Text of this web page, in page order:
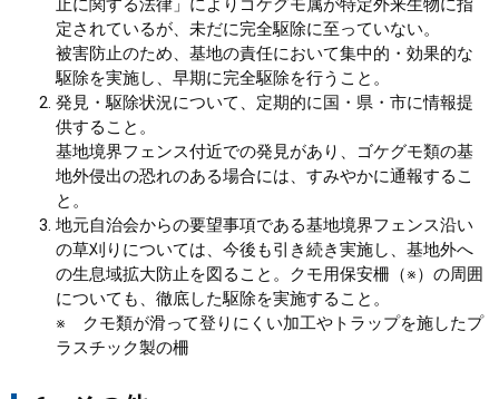
止に関する法律」によりゴケグモ属が特定外来生物に指
定されているが、未だに完全駆除に至っていない。
被害防止のため、基地の責任において集中的・効果的な
駆除を実施し、早期に完全駆除を行うこと。
発見・駆除状況について、定期的に国・県・市に情報提
供すること。
基地境界フェンス付近での発見があり、ゴケグモ類の基
地外侵出の恐れのある場合には、すみやかに通報するこ
と。
地元自治会からの要望事項である基地境界フェンス沿い
の草刈りについては、今後も引き続き実施し、基地外へ
の生息域拡大防止を図ること。クモ用保安柵（※）の周囲
についても、徹底した駆除を実施すること。
※ クモ類が滑って登りにくい加工やトラップを施したプ
ラスチック製の柵